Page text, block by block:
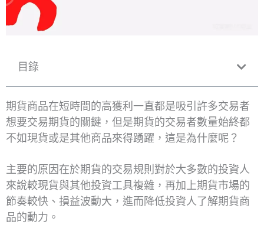
目錄
期貨商品在短時間的高獲利一直都是吸引許多交易者
想要交易期貨的關鍵，但是期貨的交易者數量始終都
不如現貨或是其他商品來得踴躍，這是為什麼呢？
主要的原因在於期貨的交易規則對於大多數的投資人
來說較現貨與其他投資工具複雜，再加上期貨市場的
節奏較快、損益波動大，進而降低投資人了解期貨商
品的動力。